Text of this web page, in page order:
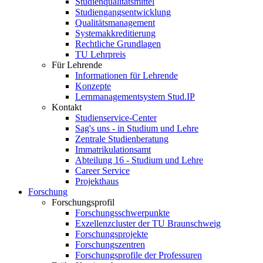
Studiengangsentwicklung
Qualitätsmanagement
Systemakkreditierung
Rechtliche Grundlagen
TU Lehrpreis
Für Lehrende
Informationen für Lehrende
Konzepte
Lernmanagementsystem Stud.IP
Kontakt
Studienservice-Center
Sag's uns - in Studium und Lehre
Zentrale Studienberatung
Immatrikulationsamt
Abteilung 16 - Studium und Lehre
Career Service
Projekthaus
Forschung
Forschungsprofil
Forschungsschwerpunkte
Exzellenzcluster der TU Braunschweig
Forschungsprojekte
Forschungszentren
Forschungsprofile der Professuren